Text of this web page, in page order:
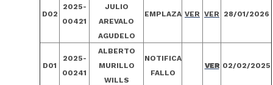
D02
2025-
00421
JULIO
AREVALO
AGUDELO
EMPLAZA VER VER 28/01/2026
D01
2025-
00241
ALBERTO
MURILLO
WILLS
NOTIFICA
FALLO
VER 02/02/2025